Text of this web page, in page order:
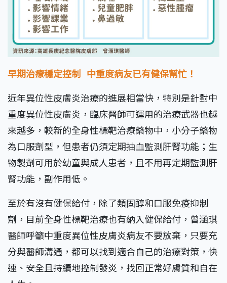
早期治療穩定控制 中重度病友已有健保幫忙！
近年異位性皮膚炎治療的進展相當快，特別是針對中
重度異位性皮膚炎，臨床醫師可運用的治療武器也越
來越多，較新的全身性標靶治療藥物中，小分子藥物
為口服劑型，但患者仍須定期抽血監測肝腎功能；生
物製劑可用於幼童與成人患者，且不用再定期監測肝
腎功能，副作用低。
至於有沒有健保給付，除了類固醇和口服免疫抑制
劑，目前全身性標靶治療也有納入健保給付，曾涵琪
醫師呼籲中重度異位性皮膚炎病友不要放棄，只要充
分與醫師溝通，都可以找到適合自己的治療對策，快
速、安全且持續地控制發炎，找回正常好膚質和自在